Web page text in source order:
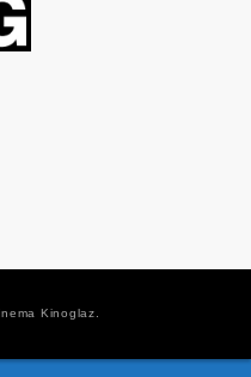
Kinoglaz.